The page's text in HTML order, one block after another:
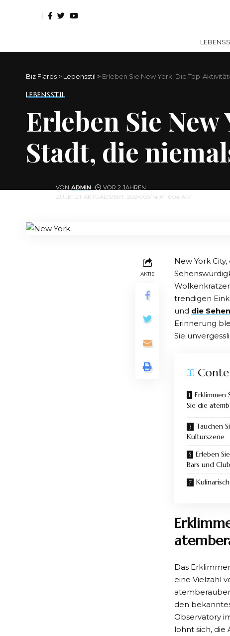
Biz Flares > Lebensstil > Erleben Sie New York: Die Top-
LEBENSSTIL
Erleben Sie
Stadt, die
ZULETZT AKTUALISIERT: 2024/03/14 AT 6:04 A.M.
VON ADMIN VOR 2 JAHREN
AKTIE
New York
trendigen
und die
Erinnerung
Sie
Erklimmen
Sie die
Tauchen
Kulturszene
Erleben
Bars und
Das
eine Vielzahl
den
Observatory
lohnt sich, die